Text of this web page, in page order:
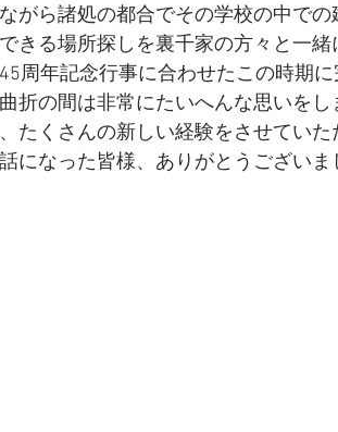
がら諸処の都合でその学校の中で
きる場所探しを裏千家の方々と一
周年記念行事に合わせたこの時期
折の間は非常にたいへんな思いを
たくさんの新しい経験をさせてい
になった皆様、ありがとうございま